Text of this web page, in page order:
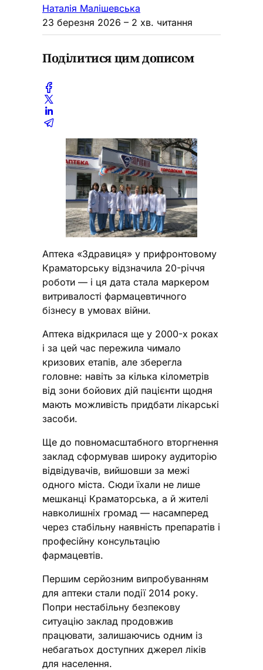
Наталія Малішевська
23 березня 2026 – 2 хв. читання
Поділитися цим дописом
Аптека «Здравиця» у прифронтовому
Краматорську відзначила 20-річчя
роботи — і ця дата стала маркером
витривалості фармацевтичного
бізнесу в умовах війни.
Аптека відкрилася ще у 2000-х роках
і за цей час пережила чимало
кризових етапів, але зберегла
головне: навіть за кілька кілометрів
від зони бойових дій пацієнти щодня
мають можливість придбати лікарські
засоби.
Ще до повномасштабного вторгнення
заклад сформував широку аудиторію
відвідувачів, вийшовши за межі
одного міста. Сюди їхали не лише
мешканці Краматорська, а й жителі
навколишніх громад — насамперед
через стабільну наявність препаратів і
професійну консультацію
фармацевтів.
Першим серйозним випробуванням
для аптеки стали події 2014 року.
Попри нестабільну безпекову
ситуацію заклад продовжив
працювати, залишаючись одним із
небагатьох доступних джерел ліків
для населення.